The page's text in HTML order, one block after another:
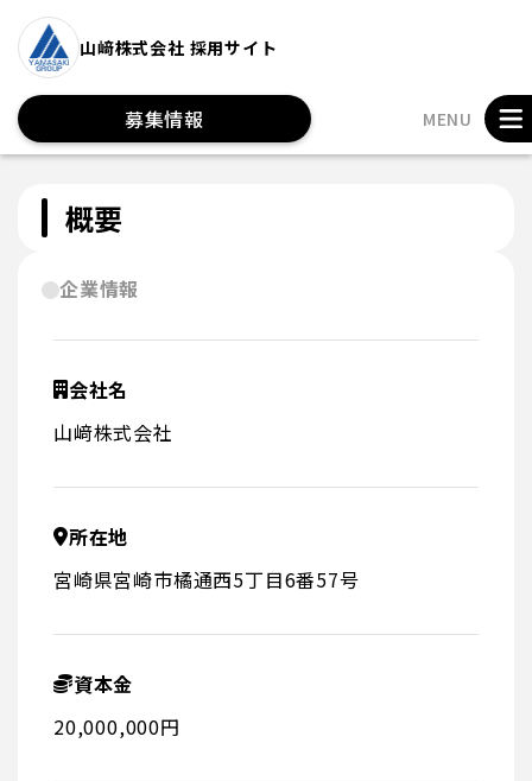
山﨑株式会社 採用サイト
募集情報 MENU
概要
企業情報
会社名
山﨑株式会社
所在地
宮崎県宮崎市橘通西5丁目6番57号
資本金
20,000,000円